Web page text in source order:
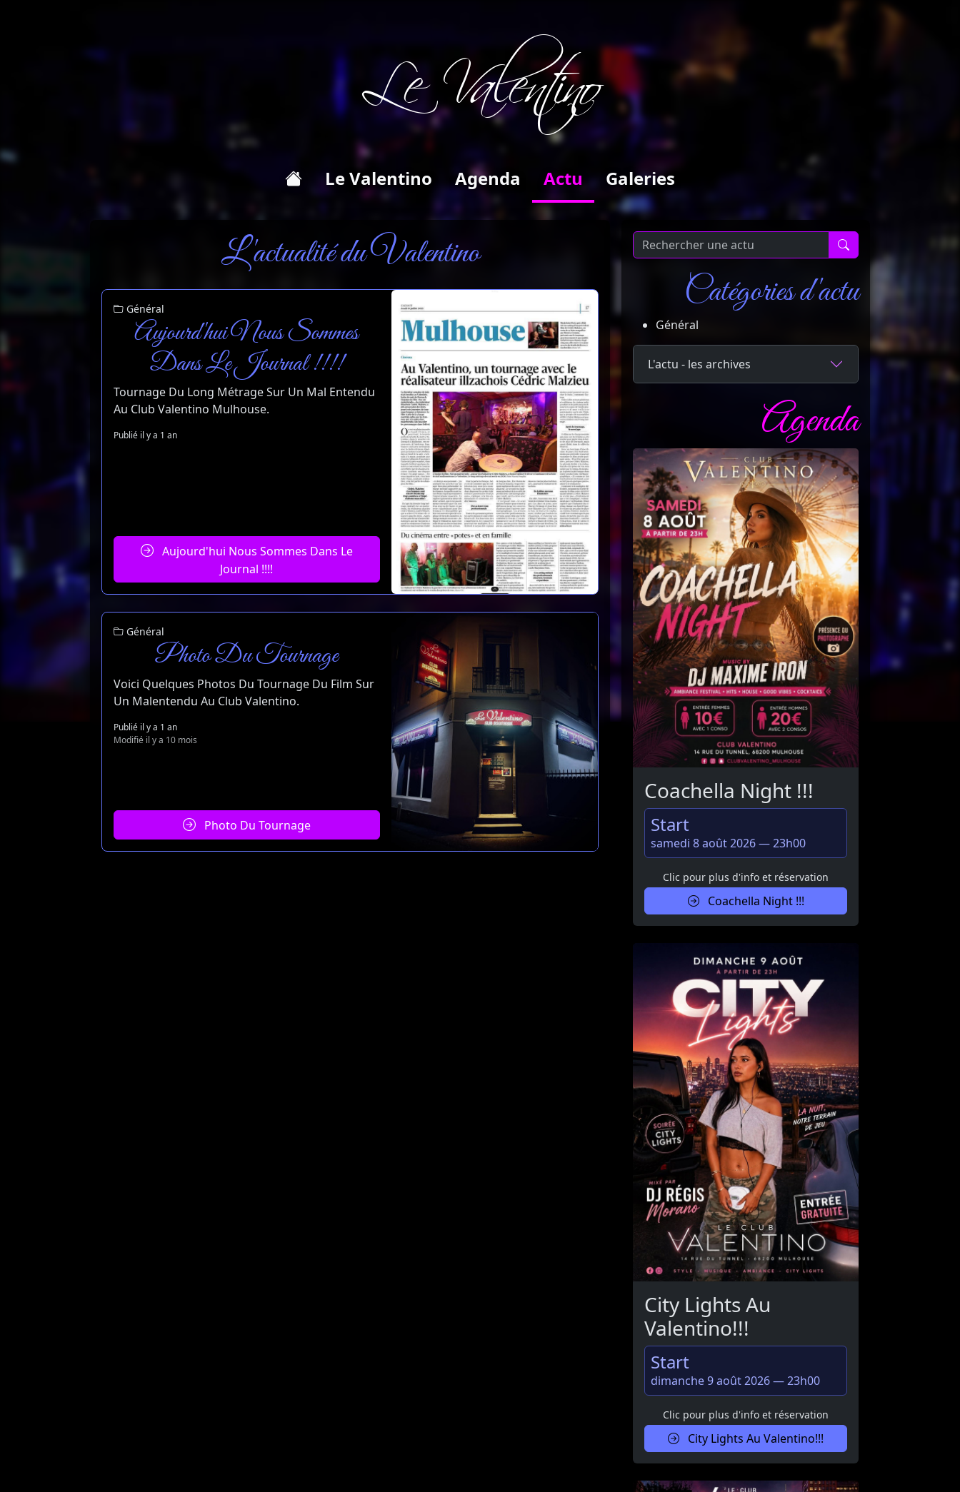
Le Valentino
Le Valentino Agenda Actu Galeries
L'actualité du Valentino
Général
Aujourd'hui Nous Sommes
Dans Le Journal !!!!
Tournage Du Long Métrage Sur Un Mal Entendu
Au Club Valentino Mulhouse.
Publié il y a 1 an
Aujourd'hui Nous Sommes Dans Le
Journal !!!!
Général
Photo Du Tournage
Voici Quelques Photos Du Tournage Du Film Sur
Un Malentendu Au Club Valentino.
Publié il y a 1 an
Modifié il y a 10 mois
Photo Du Tournage
Catégories d'actu
Général
L'actu - les archives
Agenda
Coachella Night !!!
Start
samedi 8 août 2026 — 23h00
Clic pour plus d'info et réservation
Coachella Night !!!
City Lights Au
Valentino!!!
Start
dimanche 9 août 2026 — 23h00
Clic pour plus d'info et réservation
City Lights Au Valentino!!!